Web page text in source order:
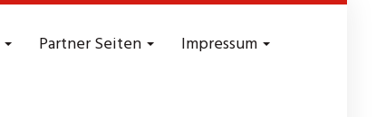
Partner Seiten Impressum